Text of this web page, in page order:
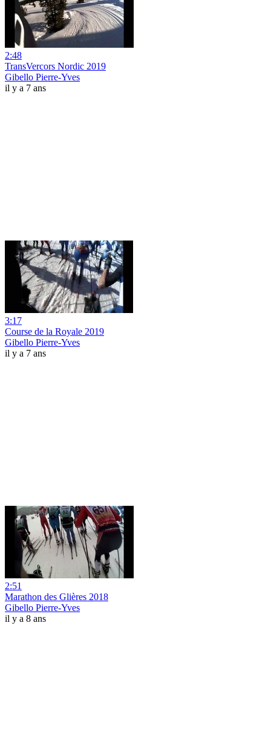
2:48
TransVercors Nordic 2019
Gibello Pierre-Yves
il y a 7 ans
3:17
Course de la Royale 2019
Gibello Pierre-Yves
il y a 7 ans
2:51
Marathon des Glières 2018
Gibello Pierre-Yves
il y a 8 ans